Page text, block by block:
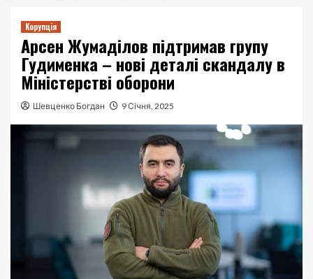
Корупція
Арсен Жумаділов підтримав групу
Гудименка – нові деталі скандалу в
Міністерстві оборони
Шевценко Богдан 9 Січня, 2025